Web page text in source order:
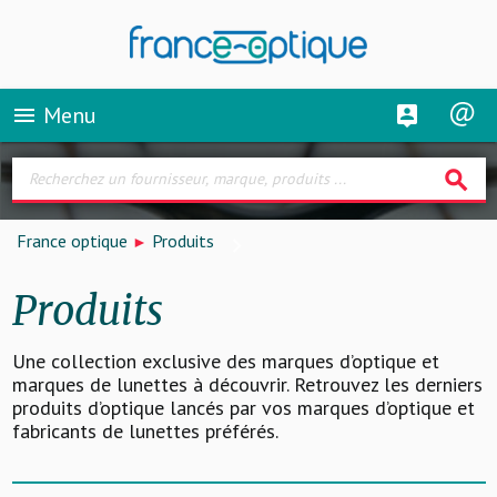
menu Menu
search
France optique Produits
Produits
Une collection exclusive des marques d’optique et
marques de lunettes à découvrir. Retrouvez les derniers
produits d’optique lancés par vos marques d’optique et
fabricants de lunettes préférés.